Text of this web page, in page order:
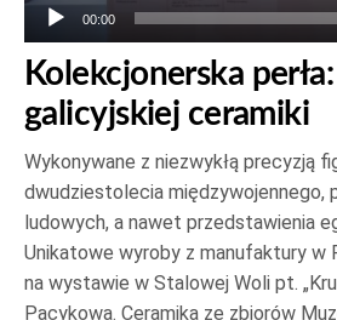
00:00
Kolekcjonerska
galicyjskiej ceramiki
Wykonywane z niezwykłą precyzją
dwudziestolecia międzywojennego,
ludowych, a nawet przedstawienia
Unikatowe wyroby z manufaktury w
na wystawie w Stalowej Woli pt.
Pacykowa. Ceramika ze zbiorów